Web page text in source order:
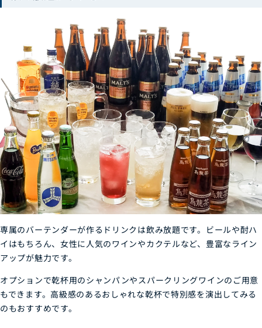
専属のバーテンダーが作るドリンクは飲み放題です。ビールや酎ハ
イはもちろん、女性に人気のワインやカクテルなど、豊富なライン
アップが魅力です。
オプションで乾杯用のシャンパンやスパークリングワインのご用意
もできます。高級感のあるおしゃれな乾杯で特別感を演出してみる
のもおすすめです。